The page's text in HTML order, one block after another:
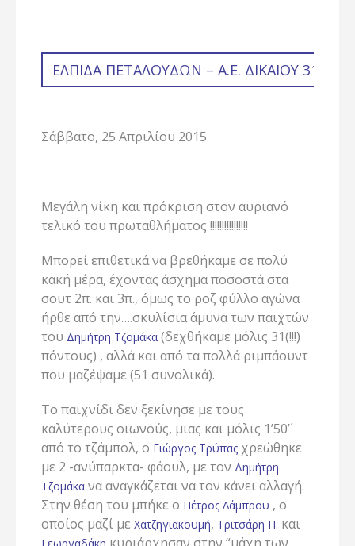
ΕΛΠΊΔΑ ΠΕΤΑΛΟΎΔΩΝ – Α.Ε. ΔΙΚΑΊΟΥ 31-49
Σάββατο, 25 Απριλίου 2015
Μεγάλη νίκη και πρόκριση στον αυριανό
τελικό του πρωταθλήματος !!!!!!!!!!!!!!!!
Μπορεί επιθετικά να βρεθήκαμε σε πολύ
κακή μέρα, έχοντας άσχημα ποσοστά στα
σουτ 2π. και 3π., όμως το ροζ φύλλο αγώνα
ήρθε από την….σκυλίσια άμυνα των παιχτών
του Δημήτρη Τζομάκα(δεχθήκαμε μόλις 31(!!!)
πόντους) , αλλά και από τα πολλά ριμπάουντ
που μαζέψαμε (51 συνολικά).
Το παιχνίδι δεν ξεκίνησε με τους
καλύτερους οιωνούς, μιας και μόλις 1’50΄’
από το τζάμπολ, ο Γιώργος Τρύπαςχρεώθηκε
με 2 -ανύπαρκτα- φάουλ, με τον Δημήτρη
Τζομάκανα αναγκάζεται να τον κάνει αλλαγή.
Στην θέση του μπήκε ο Πέτρος Λάμπρου , ο
οποίος μαζί με Χατζηγιακουμή, Τριτσάρη Π. και